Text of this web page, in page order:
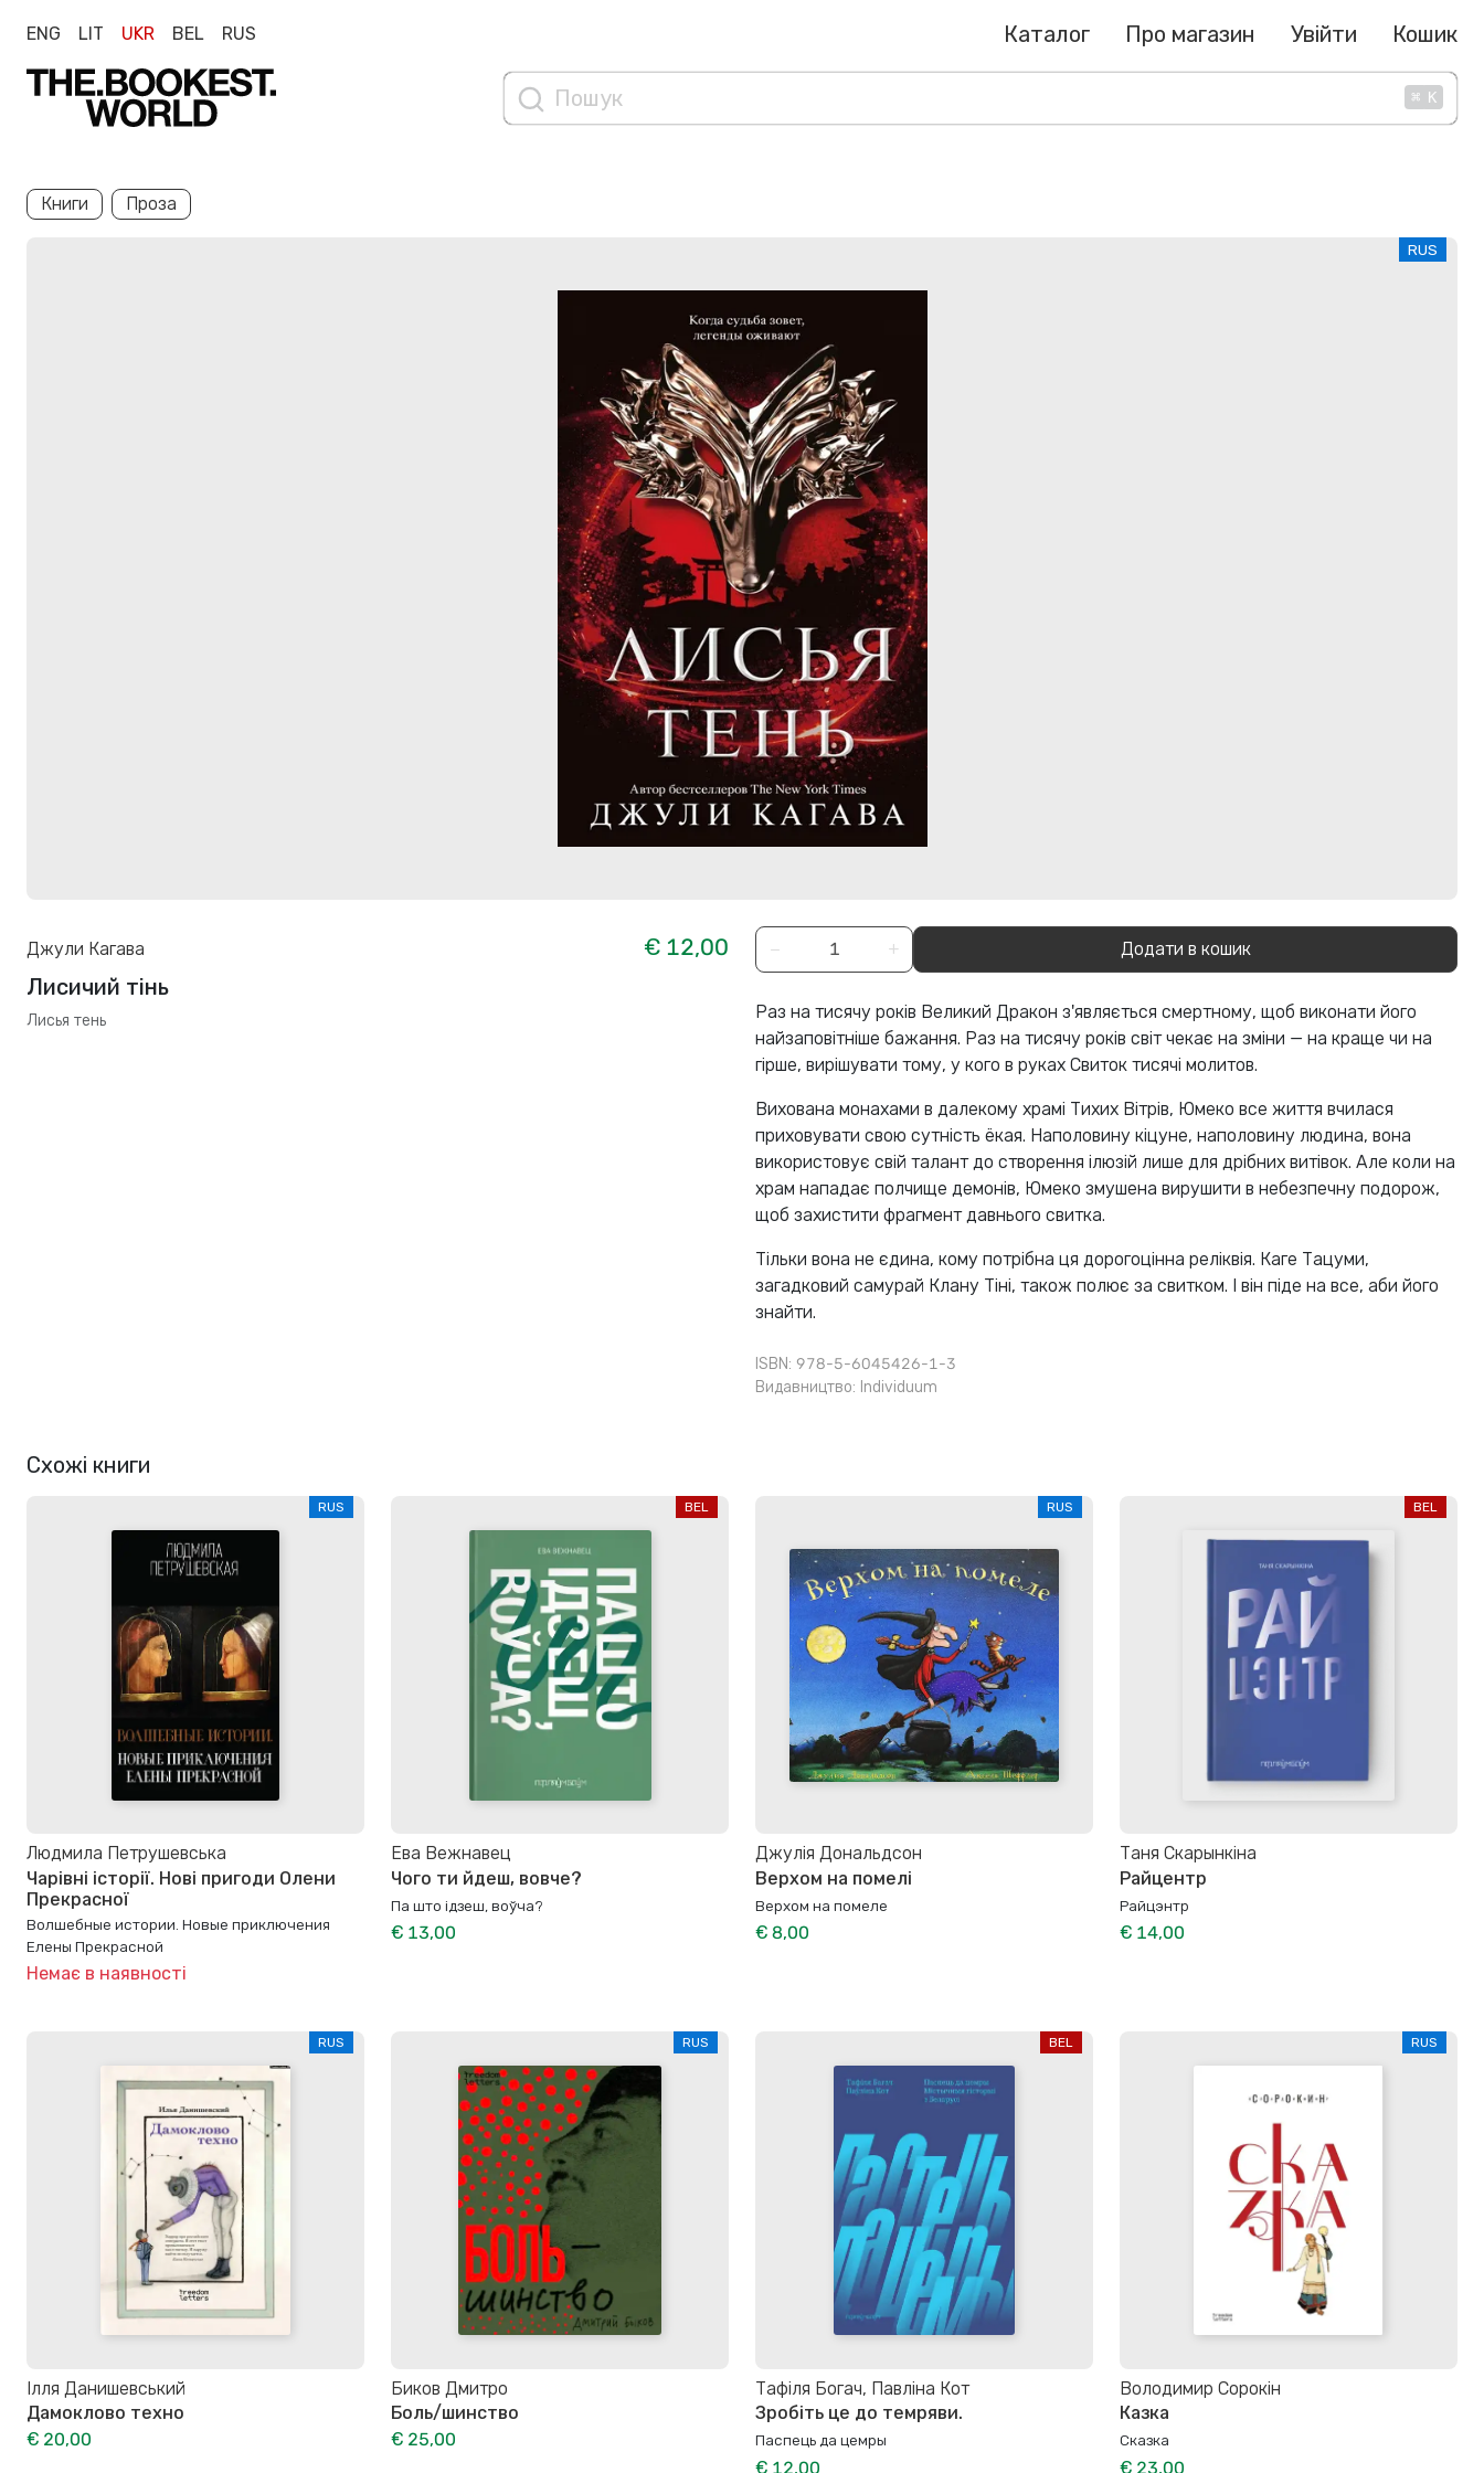
ENG LIT UKR BEL RUS Каталог Про магазин Увійти Кошик
⌘ K
Книги Проза
RUS
Джули Кагава
€ 12,00
Лисичий тінь
Лисья тень
− + Додати в кошик
Раз на тисячу років Великий Дракон з'являється смертному, щоб виконати його
найзаповітніше бажання. Раз на тисячу років світ чекає на зміни — на краще чи на
гірше, вирішувати тому, у кого в руках Свиток тисячі молитов.
Вихована монахами в далекому храмі Тихих Вітрів, Юмеко все життя вчилася
приховувати свою сутність ёкая. Наполовину кіцуне, наполовину людина, вона
використовує свій талант до створення ілюзій лише для дрібних витівок. Але коли на
храм нападає полчище демонів, Юмеко змушена вирушити в небезпечну подорож,
щоб захистити фрагмент давнього свитка.
Тільки вона не єдина, кому потрібна ця дорогоцінна реліквія. Каге Тацуми,
загадковий самурай Клану Тіні, також полює за свитком. І він піде на все, аби його
знайти.
ISBN: 978-5-6045426-1-3
Видавництво: Individuum
Схожі книги
RUS
Людмила Петрушевська
Чарівні історії. Нові пригоди Олени
Прекрасної
Волшебные истории. Новые приключения
Елены Прекрасной
Немає в наявності
BEL
Ева Вежнавец
Чого ти йдеш, вовче?
Па што ідзеш, воўча?
€ 13,00
RUS
Джулія Дональдсон
Верхом на помелі
Верхом на помеле
€ 8,00
BEL
Таня Скарынкіна
Райцентр
Райцэнтр
€ 14,00
RUS
Ілля Данишевський
Дамоклово техно
€ 20,00
RUS
Биков Дмитро
Боль/шинство
€ 25,00
BEL
Тафіля Богач, Павліна Кот
Зробіть це до темряви.
Паспець да цемры
€ 12,00
RUS
Володимир Сорокін
Казка
Сказка
€ 23,00